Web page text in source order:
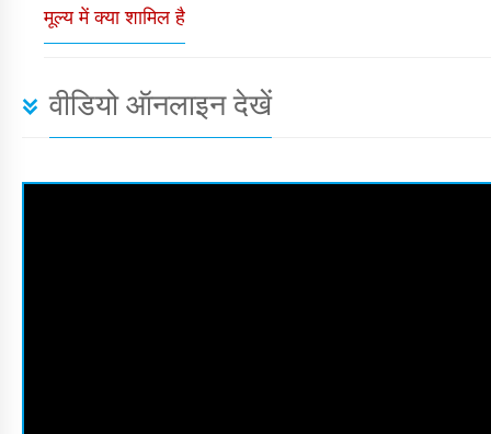
मूल्य में क्या शामिल है
वीडियो ऑनलाइन देखें